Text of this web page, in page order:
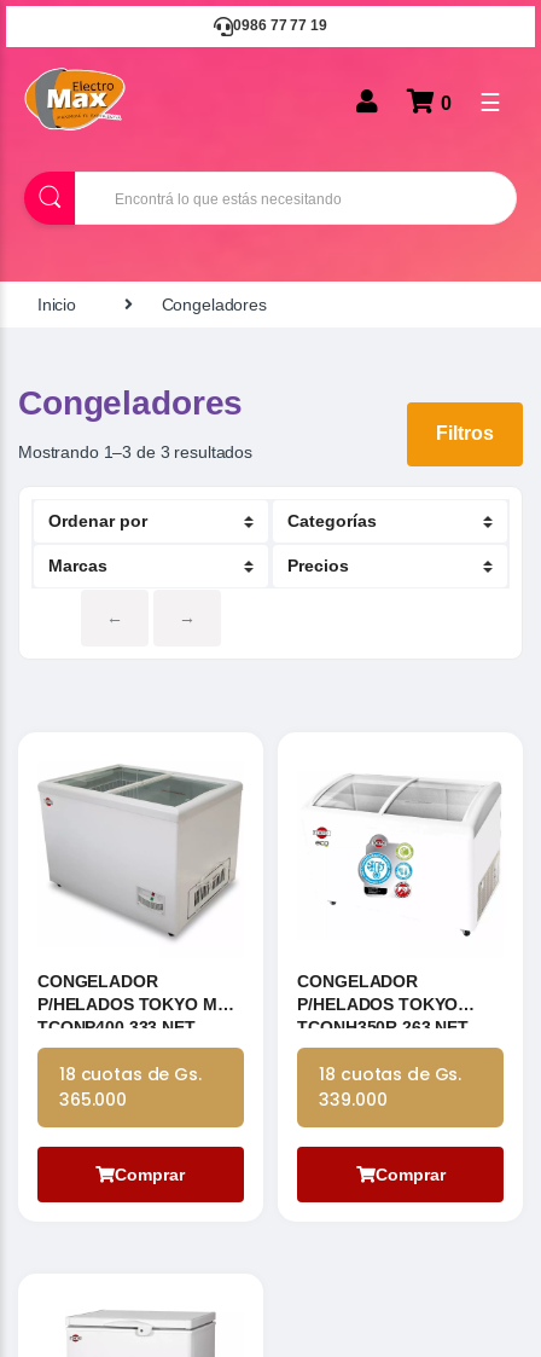
0986 77 77 19
B
u
0 ☰
Inicio Congeladores
Congeladores
Mostrando 1–3 de 3 resultados
Filtros
← →
CONGELADOR
P/HELADOS TOKYO MOD
TCONP400 333 NET
2T/VID. DESLIZ.
18 cuotas de Gs.
365.000
Comprar
CONGELADOR
P/HELADOS TOKYO
TCONH350R 263 NET
2T/VID.CURVO DESLIZ.
18 cuotas de Gs.
339.000
Comprar